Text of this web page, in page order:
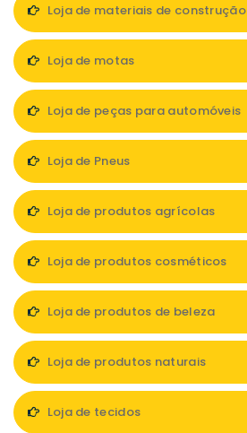
Loja de materiais de construção
Loja de motas
Loja de peças para automóveis
Loja de Pneus
Loja de produtos agrícolas
Loja de produtos cosméticos
Loja de produtos de beleza
Loja de produtos naturais
Loja de tecidos